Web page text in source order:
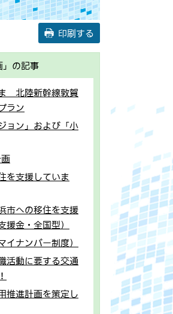
印刷する
」の記事
北陸新幹線敦賀
ラン
ョン」および「小
を支援していま
市への移住を支援
援金・全国型）
イナンバー制度）
活動に要する交通
推進計画を策定し